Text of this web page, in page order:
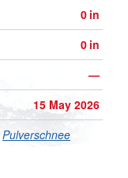
0 in
0 in
—
15 May 2026
Pulverschnee